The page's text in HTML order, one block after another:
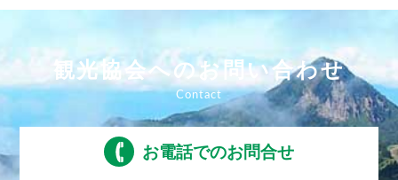
観光協会へのお問い合わせ
お電話でのお問合せ